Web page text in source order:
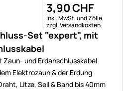
Set "expert", mit
Zaun- und Erdanschlusskabel
Elektrozaun & der Erdung
Litze, Seil & Band bis 40mm
3,90CHF
Steuerhinweis:
inkl. MwSt. und Zölle
zzgl. Versandkosten